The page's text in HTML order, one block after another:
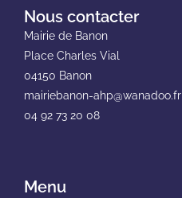
Nous contacter
Mairie de Banon
Place Charles Vial
04150 Banon
mairiebanon-ahp@wanadoo.fr
04 92 73 20 08
Menu